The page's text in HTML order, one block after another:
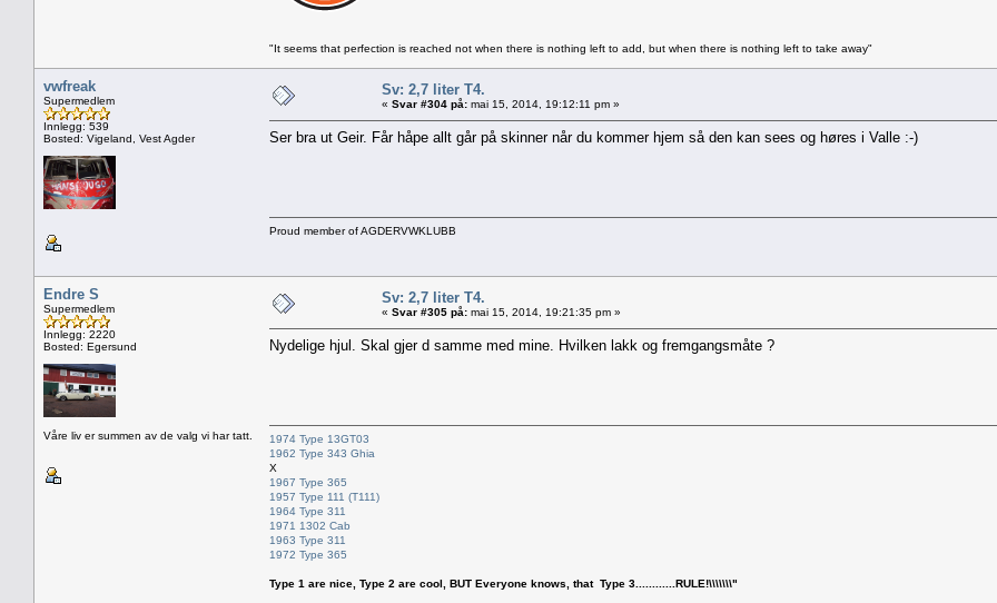
"It seems that perfection is reached not when there is nothing left to add, but when there is nothing left to take away"
vwfreak
Supermedlem
Innlegg: 539
Bosted: Vigeland, Vest Agder
Sv: 2,7 liter T4.
« Svar #304 på: mai 15, 2014, 19:12:11 pm »
Ser bra ut Geir. Får håpe allt går på skinner når du kommer hjem så den kan sees og høres i Valle :-)
Proud member of AGDERVWKLUBB
Endre S
Supermedlem
Innlegg: 2220
Bosted: Egersund
Våre liv er summen av de valg vi har tatt.
Sv: 2,7 liter T4.
« Svar #305 på: mai 15, 2014, 19:21:35 pm »
Nydelige hjul. Skal gjer d samme med mine. Hvilken lakk og fremgangsmåte ?
1974 Type 13GT03
1962 Type 343 Ghia
X
1967 Type 365
1957 Type 111 (T111)
1964 Type 311
1971 1302 Cab
1963 Type 311
1972 Type 365
Type 1 are nice, Type 2 are cool, BUT Everyone knows, that Type 3............RULE!\\\\\\\"